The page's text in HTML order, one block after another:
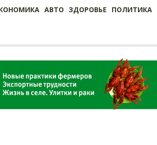
АВТО ЗДОРОВЬЕ ПОЛИТИКА